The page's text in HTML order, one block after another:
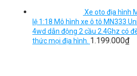
Xe oto địa hình
lệ 1:18 Mô hình xe ô tô MN333
4wd dẫn động 2 cầu 2.4Ghz có
thức mọi địa hình. 1.199.000₫